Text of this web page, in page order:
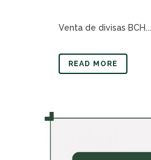
Venta de divisas BCH...
READ MORE